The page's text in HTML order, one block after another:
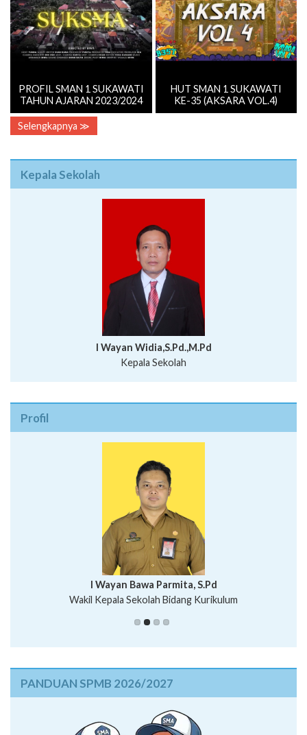
PROFIL SMAN 1 SUKAWATI
TAHUN AJARAN 2023/2024
HUT SMAN 1 SUKAWATI
KE-35 (AKSARA VOL.4)
Selengkapnya ≫
Kepala Sekolah
I Wayan Widia,S.Pd.,M.Pd
Kepala Sekolah
Profil
Putu Suhartana, S.Pd.
I Wayan Bawa Parmita, S.Pd
Wakil Kepala Sekolah Bidang Kurikulum
I Wayan Gede Aditya Pratita, S.Pd., M.Sn
Ni Wayan Nopi Sutantri, S.Pd.
PANDUAN SPMB 2026/2027